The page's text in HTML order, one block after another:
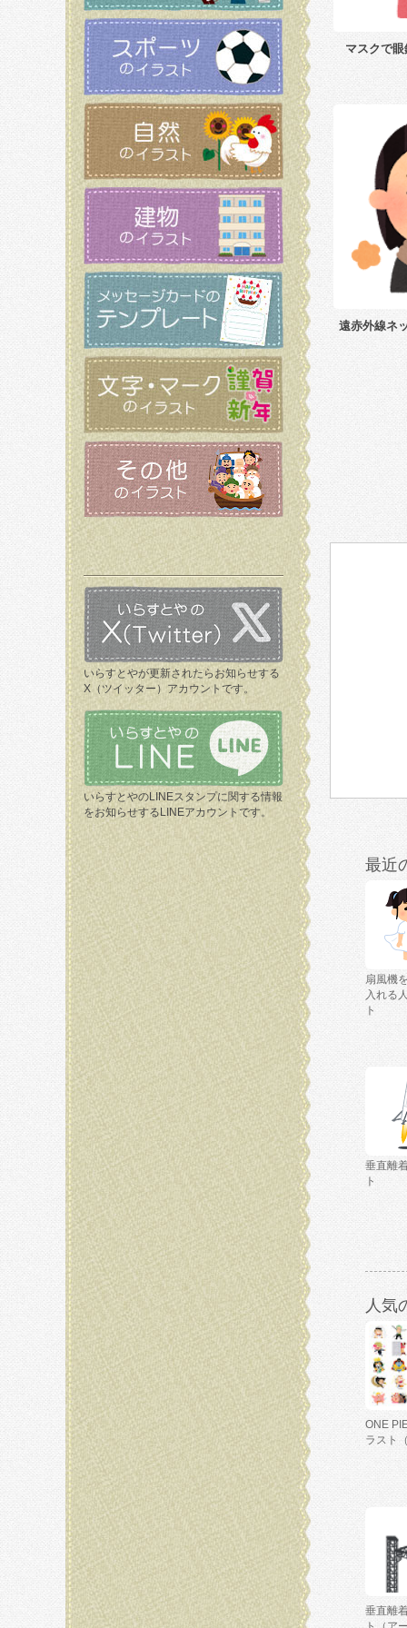
いらすとやが更新されたらお知らせする
X（ツイッター）アカウントです。
いらすとやのLINEスタンプに関する情報
をお知らせするLINEアカウントです。
マスクで
遠赤外線ネ
最近
扇風機
入れる
ト
垂直離
ト
人気
ONE
ラスト
垂直離